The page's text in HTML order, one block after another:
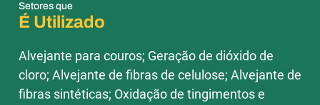
Setores que
É Utilizado
Alvejante para couros; Geração de dióxido de
cloro; Alvejante de fibras de celulose; Alvejante de
fibras sintéticas; Oxidação de tingimentos e